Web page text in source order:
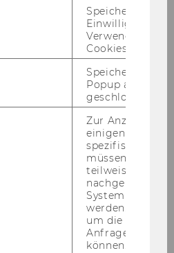
EA
Speichert Ihre
Einwilligung zur
Verwendung von
Cookies.
Speichert ob ein
Popup
geschlossen
Zur Anzeige von
einigen WU-
spezifischen
müssen
teilweise von
nachgelagerten
System
werden.
um die Antwort
Anfrage
können.